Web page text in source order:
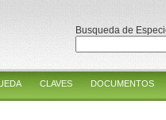
Busqueda de
CLAVES DOCUMENTOS